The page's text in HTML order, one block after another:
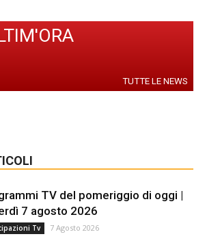
TUTTE LE NEWS
TV del pomeriggio di oggi |
7 agosto 2026
Tv 7 Agosto 2026